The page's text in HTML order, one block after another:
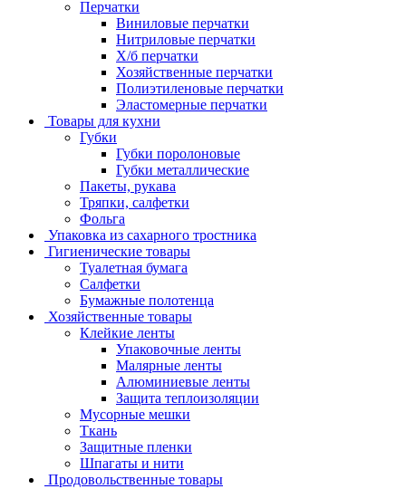
Перчатки
Виниловые перчатки
Нитриловые перчатки
Х/б перчатки
Хозяйственные перчатки
Полиэтиленовые перчатки
Эластомерные перчатки
Товары для кухни
Губки
Губки поролоновые
Губки металлические
Пакеты, рукава
Тряпки, салфетки
Фольга
Упаковка из сахарного тростника
Гигиенические товары
Туалетная бумага
Салфетки
Бумажные полотенца
Хозяйственные товары
Клейкие ленты
Упаковочные ленты
Малярные ленты
Алюминиевые ленты
Защита теплоизоляции
Мусорные мешки
Ткань
Защитные пленки
Шпагаты и нити
Продовольственные товары